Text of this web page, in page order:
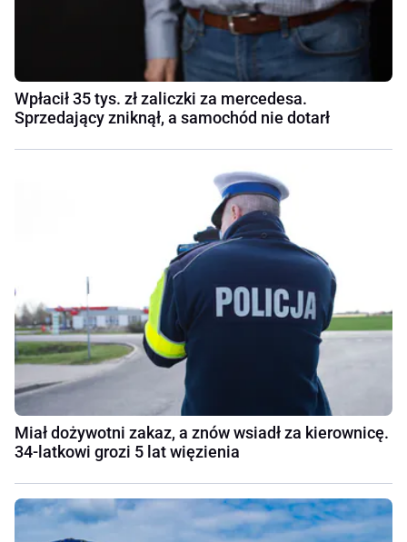
Wpłacił 35 tys. zł zaliczki za mercedesa.
Sprzedający zniknął, a samochód nie dotarł
Miał dożywotni zakaz, a znów wsiadł za kierownicę.
34-latkowi grozi 5 lat więzienia